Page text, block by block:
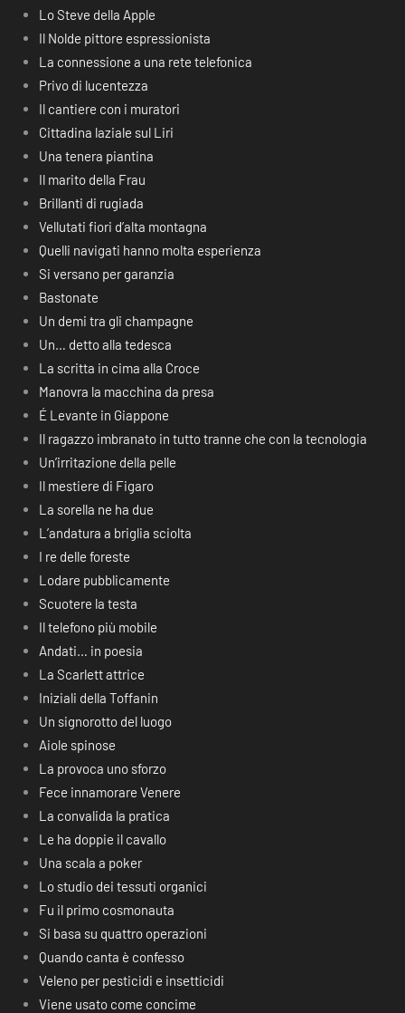
Lo Steve della Apple
Il Nolde pittore espressionista
La connessione a una rete telefonica
Privo di lucentezza
Il cantiere con i muratori
Cittadina laziale sul Liri
Una tenera piantina
Il marito della Frau
Brillanti di rugiada
Vellutati fiori d’alta montagna
Quelli navigati hanno molta esperienza
Si versano per garanzia
Bastonate
Un demi tra gli champagne
Un… detto alla tedesca
La scritta in cima alla Croce
Manovra la macchina da presa
É Levante in Giappone
Il ragazzo imbranato in tutto tranne che con la tecnologia
Un’irritazione della pelle
Il mestiere di Figaro
La sorella ne ha due
L’andatura a briglia sciolta
I re delle foreste
Lodare pubblicamente
Scuotere la testa
Il telefono più mobile
Andati… in poesia
La Scarlett attrice
Iniziali della Toffanin
Un signorotto del luogo
Aiole spinose
La provoca uno sforzo
Fece innamorare Venere
La convalida la pratica
Le ha doppie il cavallo
Una scala a poker
Lo studio dei tessuti organici
Fu il primo cosmonauta
Si basa su quattro operazioni
Quando canta è confesso
Veleno per pesticidi e insetticidi
Viene usato come concime